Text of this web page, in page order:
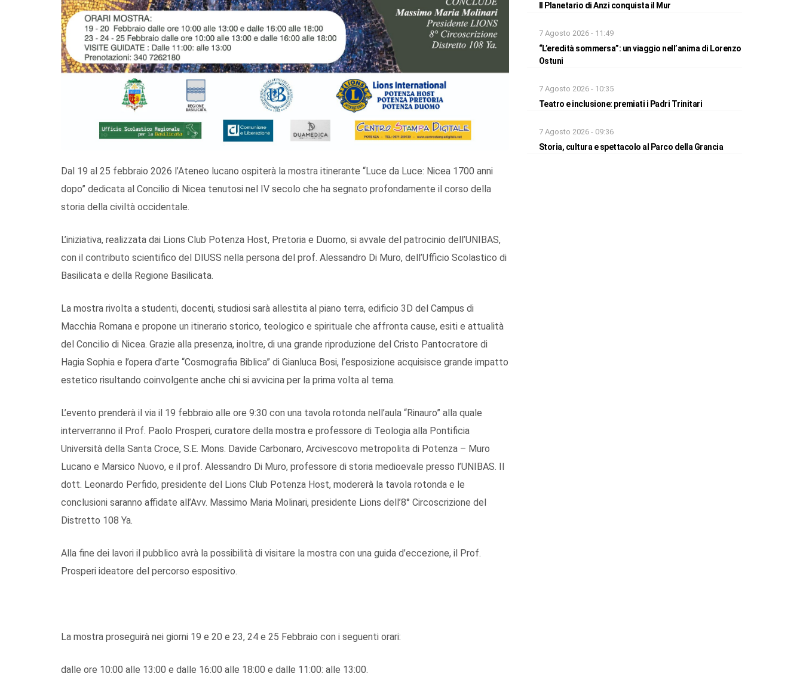
Dal 19 al 25 febbraio 2026 l’Ateneo lucano ospiterà la mostra itinerante “Luce da Luce: Nicea 1700 anni
dopo” dedicata al Concilio di Nicea tenutosi nel IV secolo che ha segnato profondamente il corso della
storia della civiltà occidentale.
L’iniziativa, realizzata dai Lions Club Potenza Host, Pretoria e Duomo, si avvale del patrocinio dell’UNIBAS,
con il contributo scientifico del DIUSS nella persona del prof. Alessandro Di Muro, dell’Ufficio Scolastico di
Basilicata e della Regione Basilicata.
La mostra rivolta a studenti, docenti, studiosi sarà allestita al piano terra, edificio 3D del Campus di
Macchia Romana e propone un itinerario storico, teologico e spirituale che affronta cause, esiti e attualità
del Concilio di Nicea. Grazie alla presenza, inoltre, di una grande riproduzione del Cristo Pantocratore di
Hagia Sophia e l’opera d’arte “Cosmografia Biblica” di Gianluca Bosi, l’esposizione acquisisce grande impatto
estetico risultando coinvolgente anche chi si avvicina per la prima volta al tema.
L’evento prenderà il via il 19 febbraio alle ore 9:30 con una tavola rotonda nell’aula “Rinauro” alla quale
interverranno il Prof. Paolo Prosperi, curatore della mostra e professore di Teologia alla Pontificia
Università della Santa Croce, S.E. Mons. Davide Carbonaro, Arcivescovo metropolita di Potenza – Muro
Lucano e Marsico Nuovo, e il prof. Alessandro Di Muro, professore di storia medioevale presso l’UNIBAS. Il
dott. Leonardo Perfido, presidente del Lions Club Potenza Host, modererà la tavola rotonda e le
conclusioni saranno affidate all’Avv. Massimo Maria Molinari, presidente Lions dell’8° Circoscrizione del
Distretto 108 Ya.
Alla fine dei lavori il pubblico avrà la possibilità di visitare la mostra con una guida d’eccezione, il Prof.
Prosperi ideatore del percorso espositivo.
La mostra proseguirà nei giorni 19 e 20 e 23, 24 e 25 Febbraio con i seguenti orari:
dalle ore 10:00 alle 13:00 e dalle 16:00 alle 18:00 e dalle 11:00: alle 13:00.
Il Planetario di Anzi conquista il Mur
7 Agosto 2026 - 11:49
“L’eredità sommersa”: un viaggio nell’anima di Lorenzo
Ostuni
7 Agosto 2026 - 10:35
Teatro e inclusione: premiati i Padri Trinitari
7 Agosto 2026 - 09:36
Storia, cultura e spettacolo al Parco della Grancia